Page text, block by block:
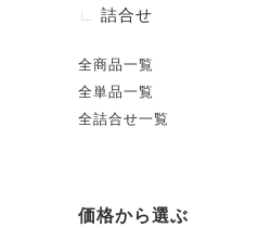
詰合せ
全商品一覧
全単品一覧
全詰合せ一覧
価格から選ぶ